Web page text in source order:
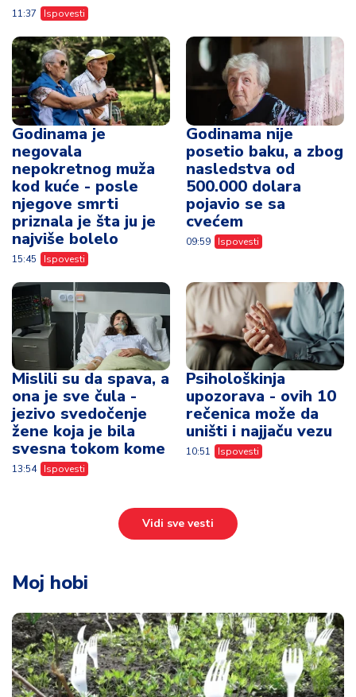
11:37 Ispovesti
Godinama je
negovala
nepokretnog muža
kod kuće - posle
njegove smrti
priznala je šta ju je
najviše bolelo
15:45 Ispovesti
Godinama nije
posetio baku, a zbog
nasledstva od
500.000 dolara
pojavio se sa
cvećem
09:59 Ispovesti
Mislili su da spava, a
ona je sve čula -
jezivo svedočenje
žene koja je bila
svesna tokom kome
13:54 Ispovesti
Psihološkinja
upozorava - ovih 10
rečenica može da
uništi i najjaču vezu
10:51 Ispovesti
Vidi sve vesti
Moj hobi